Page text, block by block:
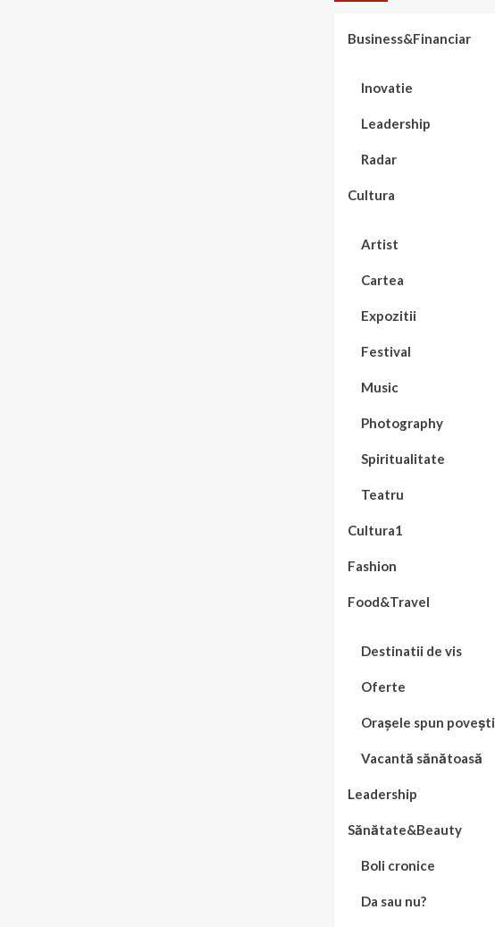
Business&Financiar
Inovatie
Leadership
Radar
Cultura
Artist
Cartea
Expozitii
Festival
Music
Photography
Spiritualitate
Teatru
Cultura1
Fashion
Food&Travel
Destinatii de vis
Oferte
Orașele spun povești
Vacantă sănătoasă
Leadership
Sănătate&Beauty
Boli cronice
Da sau nu?